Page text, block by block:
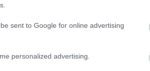
sent to Google for online advertising
personalized advertising.